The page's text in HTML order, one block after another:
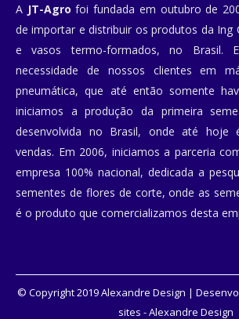
A JT-Agro foi fundada em outubro de
de importar e distribuir os produtos da Ing
e vasos termo-formados, no Brasil.
necessidade de nossos clientes em
pneumática, que até então somente
iniciamos a produção da primeira
desenvolvida no Brasil, onde até hoje
vendas. Em 2006, iniciamos a parceria
empresa 100% nacional, dedicada a
sementes de flores de corte, onde as
é o produto que comercializamos desta
© Copyright 2019 Alexandre Design |
sites - Alexandre Design